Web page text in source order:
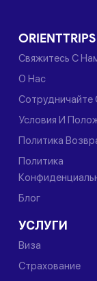
ORIENTTRIPS
Свяжитесь С
О Нас
Сотрудничайте
Условия И
Политика
Политика
Блог
УСЛУГИ
Виза
Страхование